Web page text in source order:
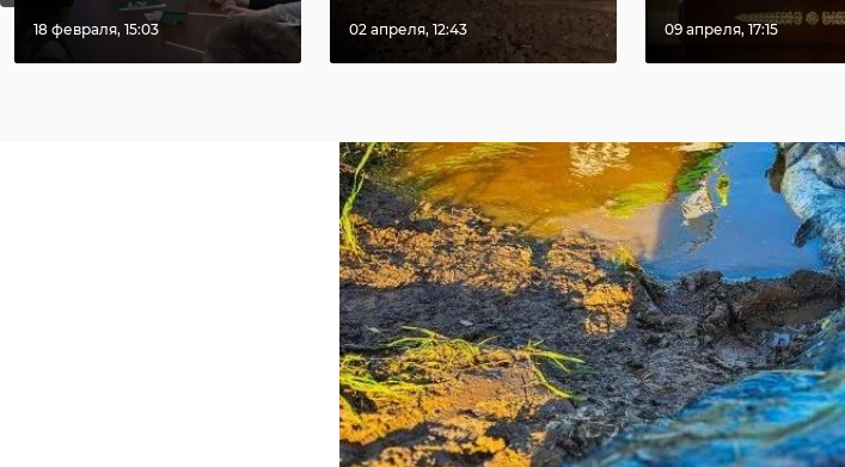
18 февраля, 15:03 02 апреля, 12:43 09 апреля, 17:15